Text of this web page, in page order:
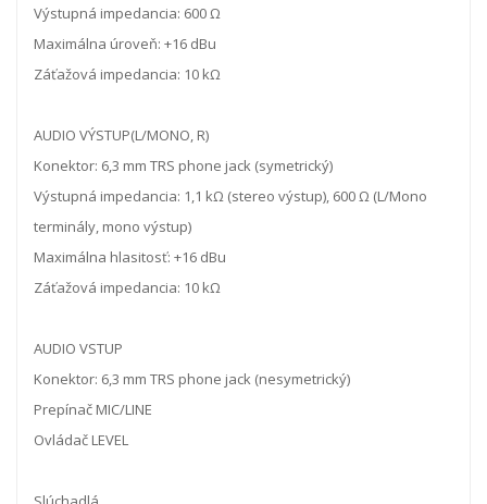
Výstupná impedancia: 600 Ω
Maximálna úroveň: +16 dBu
Záťažová impedancia: 10 kΩ
AUDIO VÝSTUP(L/MONO, R)
Konektor: 6,3 mm TRS phone jack (symetrický)
Výstupná impedancia: 1,1 kΩ (stereo výstup), 600 Ω (L/Mono
terminály, mono výstup)
Maximálna hlasitosť: +16 dBu
Záťažová impedancia: 10 kΩ
AUDIO VSTUP
Konektor: 6,3 mm TRS phone jack (nesymetrický)
Prepínač MIC/LINE
Ovládač LEVEL